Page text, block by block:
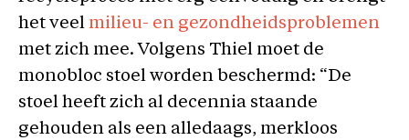
het veel milieu- en gezondheidsproblemen
met zich mee. Volgens Thiel moet de
monobloc stoel worden beschermd: “De
stoel heeft zich al decennia staande
gehouden als een alledaags, merkloos